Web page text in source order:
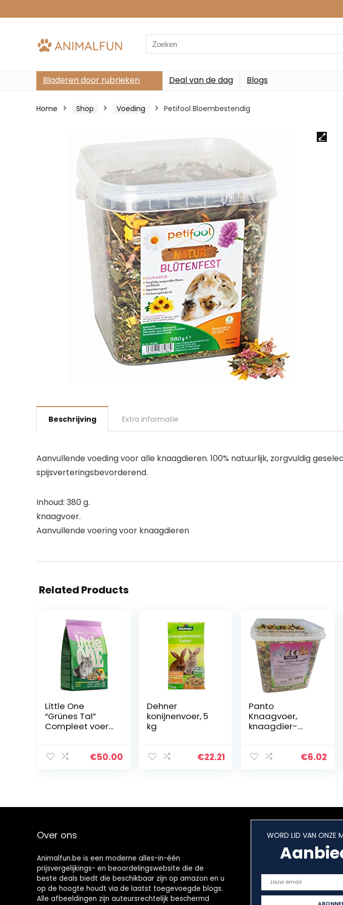
Search
for:
Bladeren door rubrieken Deal van de dag Blogs
Home Shop Voeding Petifool Bloembestendig
Beschrijving Extra informatie
Aanvullende voeding voor alle knaagdieren. 100% natuurlijk, zorgvuldig
spijsverteringsbevorderend.
Inhoud: 380 g.
knaagvoer.
Aanvullende voering voor knaagdieren
Related Products
Little One
“Grünes Tal”
Compleet voer
x 750 g)
€50.00
Dehner
konijnenvoer, 5
kg
€22.21
Panto
Knaagvoer,
knaagdier-
stuk (1 x 3 kg)€6.02
Over ons
Animalfun.be is een moderne alles-in-één
prijsvergelijkings- en beoordelingswebsite die de
beste deals biedt die beschikbaar zijn op amazon en u
op de hoogte houdt via de laatst toegevoegde blogs.
Alle afbeeldingen zijn auteursrechtelijk beschermd
WORD LID VAN ONZE